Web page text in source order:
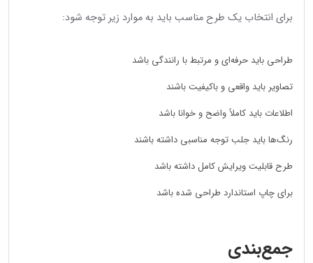
برای انتخاب یک طرح مناسب باید به موارد زیر توجه شود:
طراحی باید حرفه‌ای و مرتبط با رانندگی باشد
تصاویر باید واقعی و باکیفیت باشند
اطلاعات باید کاملاً واضح و خوانا باشد
رنگ‌ها باید جلب توجه مناسبی داشته باشند
طرح قابلیت ویرایش کامل داشته باشد
برای چاپ استاندارد طراحی شده باشد
جمع‌بندی